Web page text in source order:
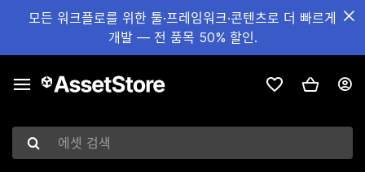
모든 워크플로를 위한 툴·프레임워크·콘텐츠로 더 빠르게
개발 — 전 품목 50% 할인.
에셋 검색